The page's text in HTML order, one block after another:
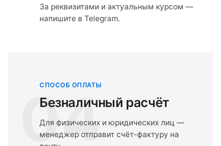
За реквизитами и актуальным курсом —
напишите в Telegram.
04
СПОСОБ ОПЛАТЫ
Безналичный расчёт
Для физических и юридических лиц —
менеджер отправит счёт-фактуру на